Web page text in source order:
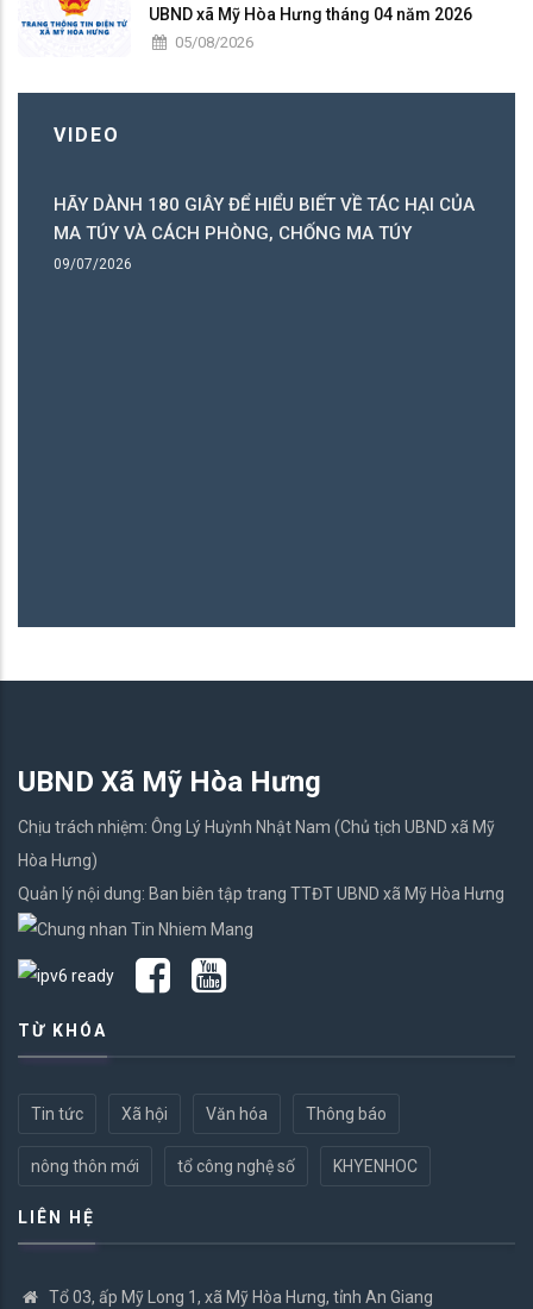
UBND xã Mỹ Hòa Hưng tháng 04 năm 2026
05/08/2026
VIDEO
HÃY DÀNH 180 GIÂY ĐỂ HIỂU BIẾT VỀ TÁC HẠI CỦA
MA TÚY VÀ CÁCH PHÒNG, CHỐNG MA TÚY
09/07/2026
UBND Xã Mỹ Hòa Hưng
Chịu trách nhiệm: Ông Lý Huỳnh Nhật Nam (Chủ tịch UBND xã Mỹ
Hòa Hưng)
Quản lý nội dung: Ban biên tập trang TTĐT UBND xã Mỹ Hòa Hưng
TỪ KHÓA
Tin tức Xã hội Văn hóa Thông báo
nông thôn mới tổ công nghệ số KHYENHOC
LIÊN HỆ
Tổ 03, ấp Mỹ Long 1, xã Mỹ Hòa Hưng, tỉnh An Giang